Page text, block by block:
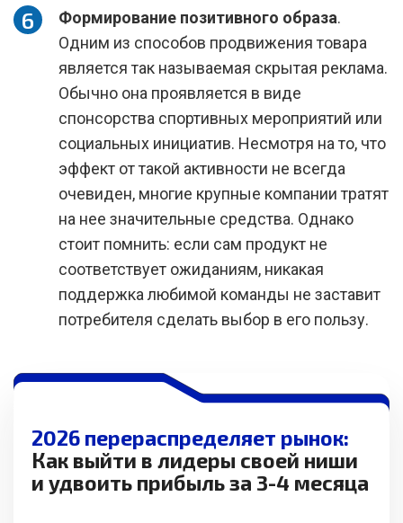
Формирование позитивного образа.
Одним из способов продвижения товара
является так называемая скрытая реклама.
Обычно она проявляется в виде
спонсорства спортивных мероприятий или
социальных инициатив. Несмотря на то, что
эффект от такой активности не всегда
очевиден, многие крупные компании тратят
на нее значительные средства. Однако
стоит помнить: если сам продукт не
соответствует ожиданиям, никакая
поддержка любимой команды не заставит
потребителя сделать выбор в его пользу.
2026 перераспределяет рынок:
Как выйти в лидеры своей ниши
и удвоить прибыль за 3-4 месяца